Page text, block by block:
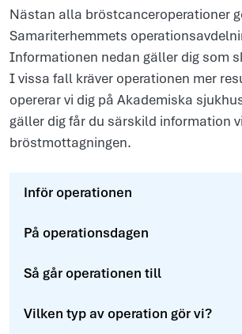
Nästan alla bröstcanceroperationer
Samariterhemmets
Informationen nedan gäller dig som
I vissa fall kräver operationen mer
opererar vi dig på Akademiska
gäller dig får du särskild information
bröstmottagningen.
Inför operationen
På operationsdagen
Så går operationen till
Vilken typ av operation gör vi?